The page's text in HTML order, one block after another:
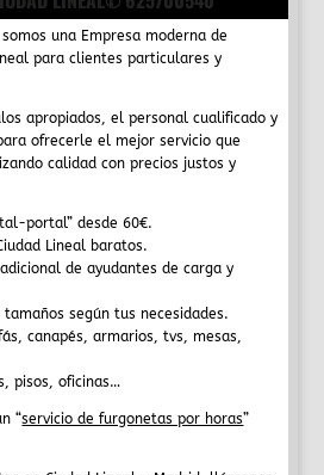
somos una Empresa moderna de
para clientes particulares y
apropiados, el personal cualificado y
ofrecerle el mejor servicio que
calidad con precios justos y
portal” desde60€.
Lineal baratos.
adicional deayudantes de carga y
tamaños según tus necesidades.
canapés, armarios, tvs, mesas,
pisos, oficinas…
“servicio de furgonetas por horas”